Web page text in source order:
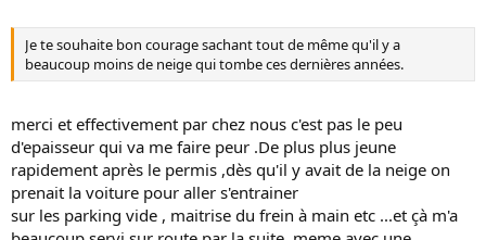
Je te souhaite bon courage sachant tout de même qu'il y a
beaucoup moins de neige qui tombe ces dernières années.
merci et effectivement par chez nous c'est pas le peu
d'epaisseur qui va me faire peur .De plus plus jeune
rapidement après le permis ,dès qu'il y avait de la neige on
prenait la voiture pour aller s'entrainer
sur les parking vide , maitrise du frein à main etc ...et çà m'a